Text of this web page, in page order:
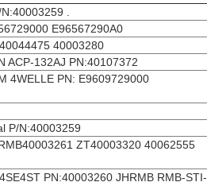
.
E96567290A0
40003280
ACP-132AJ PN:40107372
4WELLE PN: E9609729000
P/N:40003259
ZT40003320 40062555
PN:40003260 JHRMB RMB-STI-